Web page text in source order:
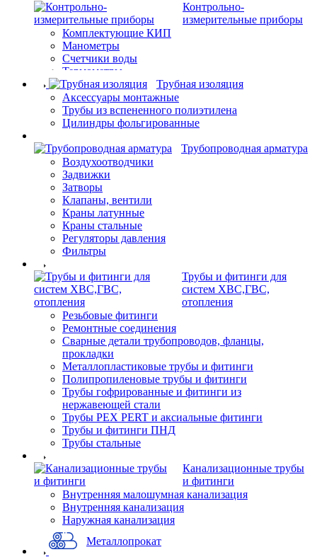
Контрольно-
измерительные приборы
Комплектующие КИП
Манометры
Счетчики воды
Термометры
Трубная изоляция
Аксессуары монтажные
Трубы из вспененного полиэтилена
Цилиндры фольгированные
Трубопроводная арматура
Воздухоотводчики
Задвижки
Затворы
Клапаны, вентили
Краны латунные
Краны стальные
Регуляторы давления
Фильтры
Трубы и фитинги для
систем ХВС,ГВС,
отопления
Резьбовые фитинги
Ремонтные соединения
Сварные детали трубопроводов, фланцы,
прокладки
Металлопластиковые трубы и фитинги
Полипропиленовые трубы и фитинги
Трубы гофрированные и фитинги из
нержавеющей стали
Трубы PEX PERT и аксиальные фитинги
Трубы и фитинги ПНД
Трубы стальные
Канализационные трубы
и фитинги
Внутренняя малошумная канализация
Внутренняя канализация
Наружная канализация
Металлопрокат